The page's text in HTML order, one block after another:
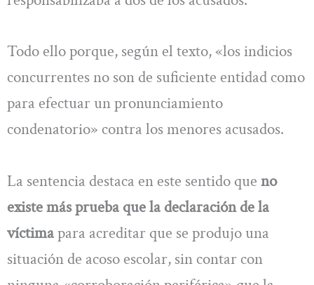
Todo ello porque, según el texto, «los indicios
concurrentes no son de suficiente entidad como
para efectuar un pronunciamiento
condenatorio» contra los menores acusados.
La sentencia destaca en este sentido que no
existe más prueba que la declaración de la
víctimapara acreditar que se produjo una
situación de acoso escolar, sin contar con